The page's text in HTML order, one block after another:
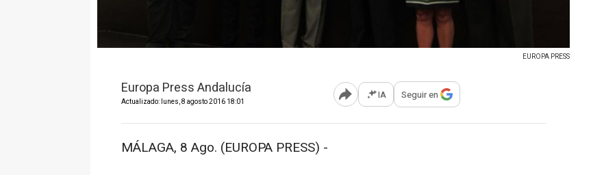
EUROPA PRESS
Europa Press Andalucía
Actualizado: lunes, 8 agosto 2016 18:01 Abrir opciones para compartir
IA Seguir en
MÁLAGA, 8 Ago. (EUROPA PRESS) -